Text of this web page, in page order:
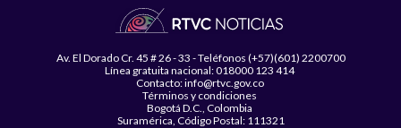
Av. El Dorado Cr. 45 # 26 - 33 - Teléfonos (+57)(601) 2200700
Línea gratuita nacional: 018000 123 414
Contacto: info@rtvc.gov.co
Términos y condiciones
Bogotá D.C., Colombia
Suramérica, Código Postal: 111321